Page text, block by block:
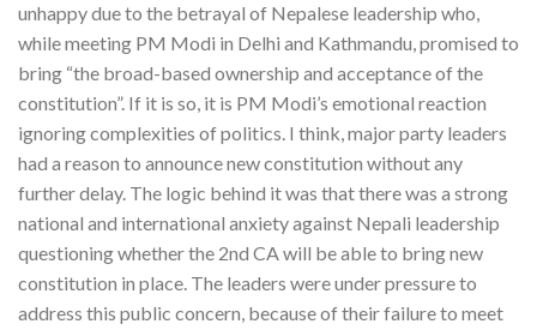
unhappy due to the betrayal of Nepalese leadership who,
while meeting PM Modi in Delhi and Kathmandu, promised to
bring “the broad-based ownership and acceptance of the
constitution”. If it is so, it is PM Modi’s emotional reaction
ignoring complexities of politics. I think, major party leaders
had a reason to announce new constitution without any
further delay. The logic behind it was that there was a strong
national and international anxiety against Nepali leadership
questioning whether the 2nd CA will be able to bring new
constitution in place. The leaders were under pressure to
address this public concern, because of their failure to meet